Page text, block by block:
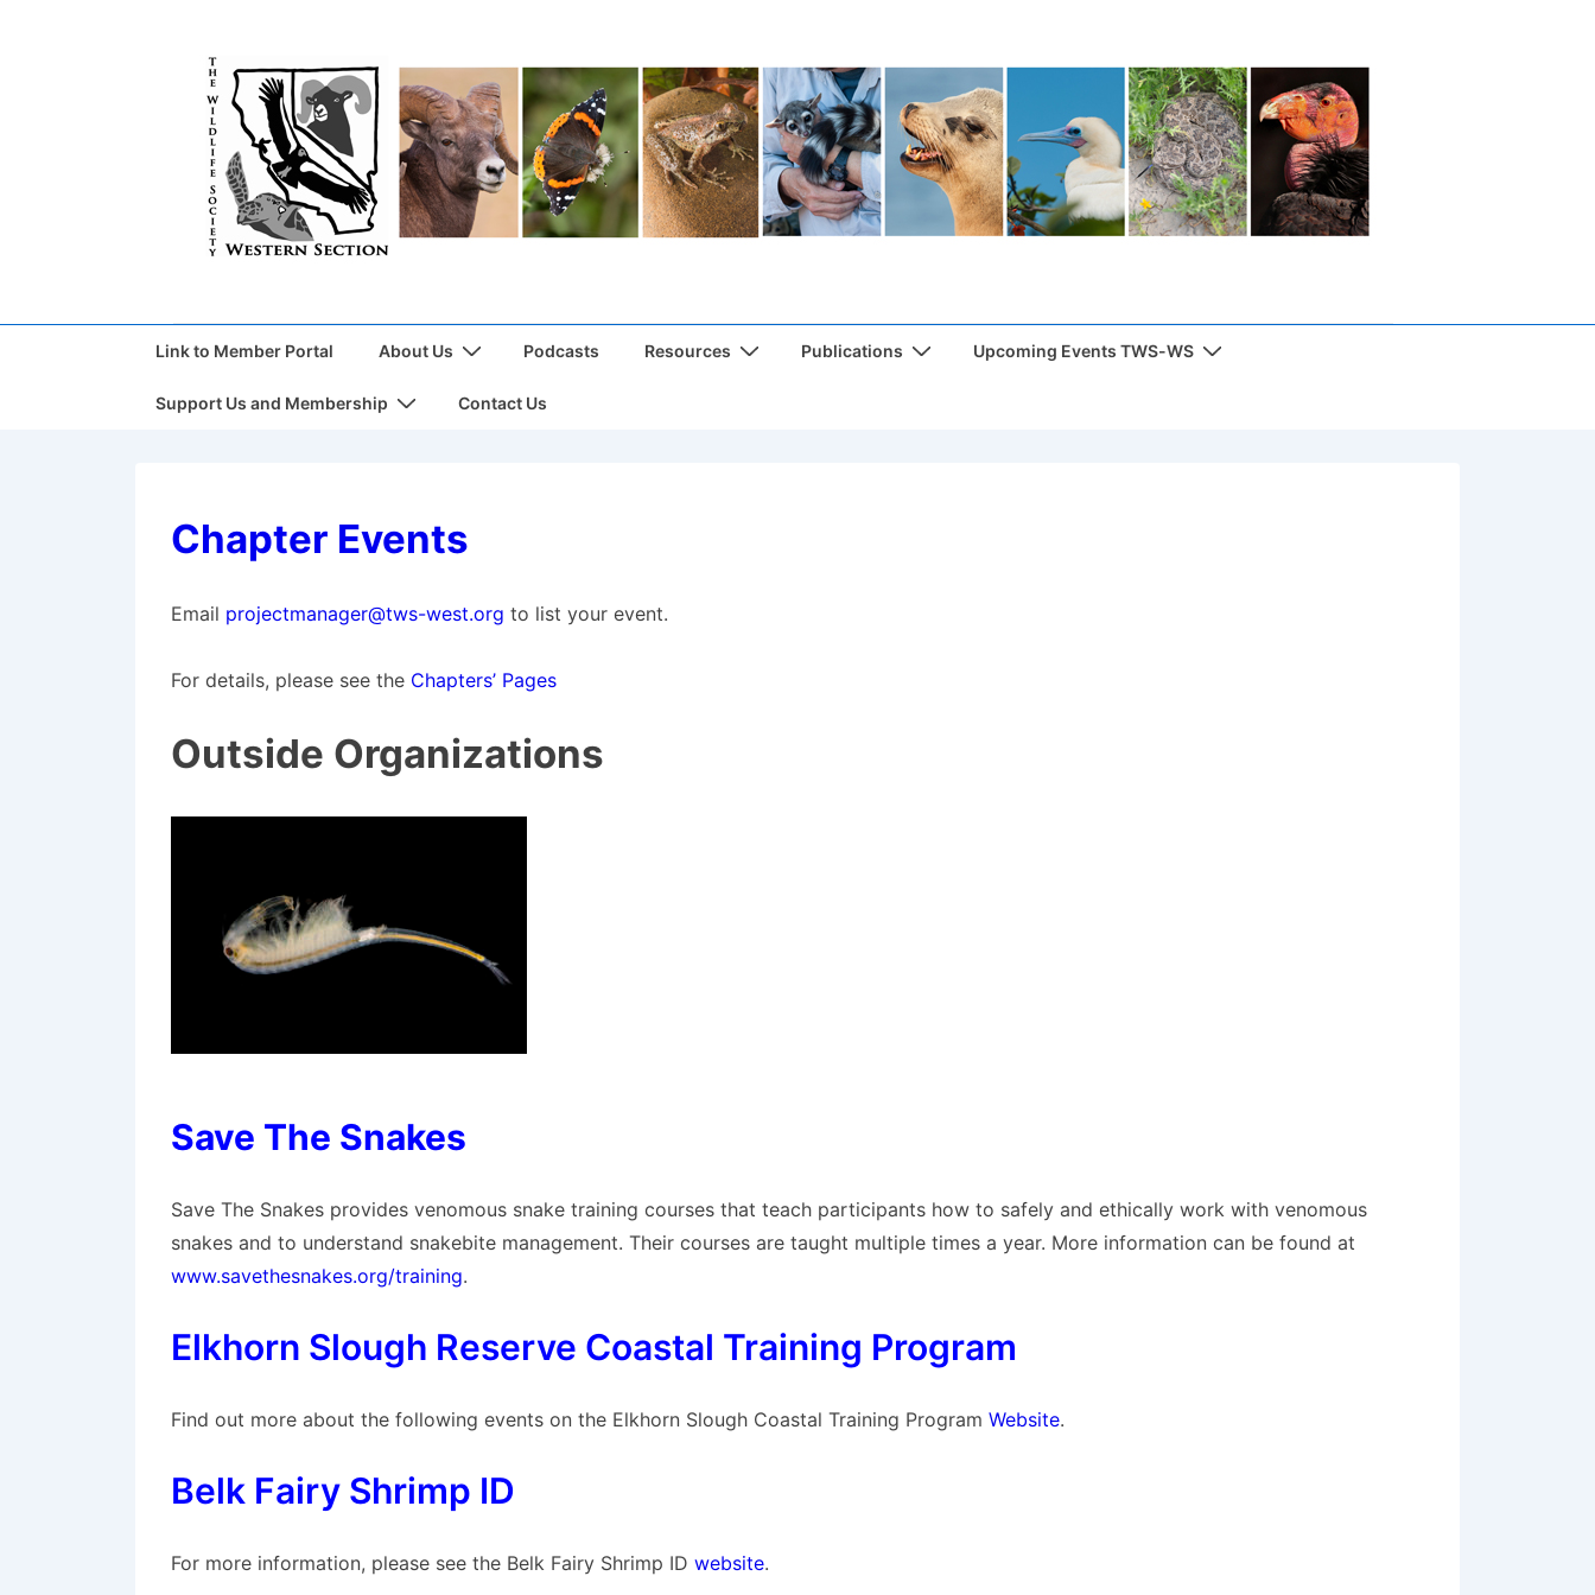
MainLink to Member Portal About Us Podcasts Resources Publications Upcoming Events TWS-WS
Support Us and Membership Contact Us
Chapter Events
Email projectmanager@tws-west.org to list your event.
For details, please see the Chapters’ Pages
Outside Organizations
Save The Snakes
Save The Snakes provides venomous snake training courses that teach participants how to safely and ethically work with venomous
snakes and to understand snakebite management. Their courses are taught multiple times a year. More information can be found at
www.savethesnakes.org/training.
Elkhorn Slough Reserve Coastal Training Program
Find out more about the following events on the Elkhorn Slough Coastal Training Program Website.
Belk Fairy Shrimp ID
For more information, please see the Belk Fairy Shrimp ID website.